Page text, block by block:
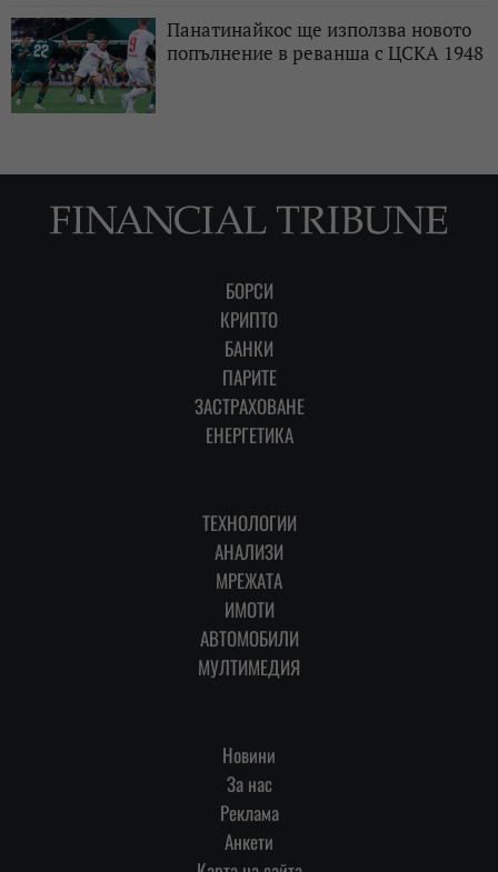
Панатинайкос ще използва новото
попълнение в реванша с ЦСКА 1948
БОРСИ
КРИПТО
БАНКИ
ПАРИТЕ
ЗАСТРАХОВАНЕ
ЕНЕРГЕТИКА
ТЕХНОЛОГИИ
АНАЛИЗИ
МРЕЖАТА
ИМОТИ
АВТОМОБИЛИ
МУЛТИМЕДИЯ
Новини
За нас
Реклама
Анкети